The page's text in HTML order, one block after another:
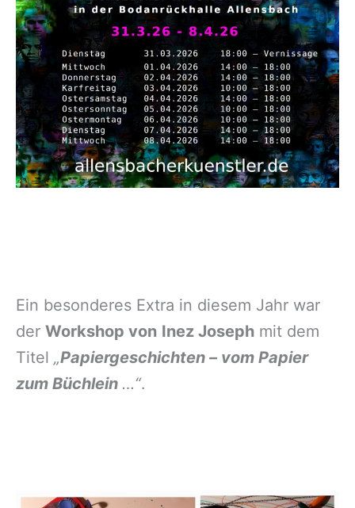
Ein besonderes Extra in diesem Jahr war
der Workshop von Inez Joseph mit dem
Titel „Papiergeschichten – vom Papier
zum Büchlein …“.